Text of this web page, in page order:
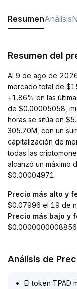
ResumenAnálisis
Resumen del
Al 9 de ago de
mercado total de
+1.86% en las
de $0.00005058,
horas se sitúa en
305.70M, con un
capitalización de
todas las
alcanzó un máximo
$0.00004971.
Precio más alto y
$0.07996 el 19 de
Precio más bajo y
Análisis de
El token TPAD